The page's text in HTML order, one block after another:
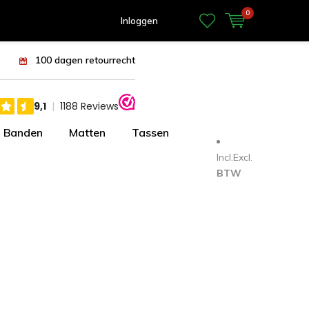
Inloggen
0
100 dagen retourrecht
Banden Matten Tassen
Incl.Excl.
BTW